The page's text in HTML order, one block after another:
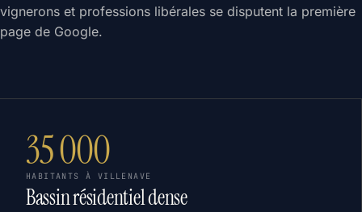
vignerons et professions libérales se disputent la première
page de Google.
35 000
HABITANTS À VILLENAVE
Bassin résidentiel dense